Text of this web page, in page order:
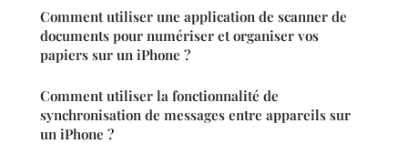
Comment utiliser une application de scanner de
documents pour numériser et organiser vos
papiers sur un iPhone ?
Comment utiliser la fonctionnalité de
synchronisation de messages entre appareils sur
un iPhone ?